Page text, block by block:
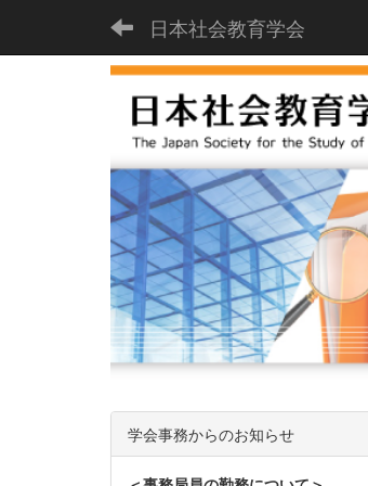
日本社会教育学会
学会事務からのお知らせ